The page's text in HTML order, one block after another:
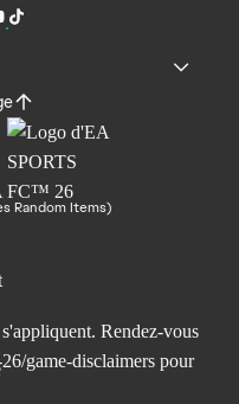
Random Items)
Rendez-vous
game-disclaimers pour